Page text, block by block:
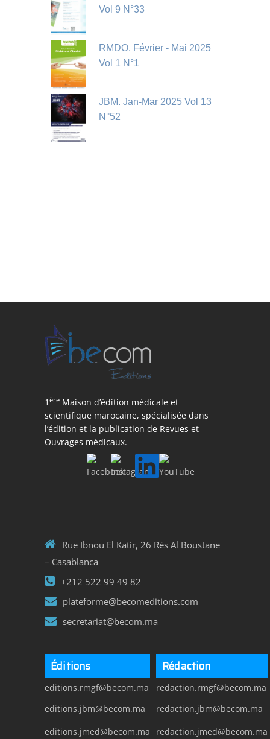
Vol 9 N°33
RMDO. Février - Mai 2025
Vol 1 N°1
JBM. Jan-Mar 2025 Vol 13
N°52
1 ère Maison d’édition médicale et
scientifique marocaine, spécialisée dans
l’édition et la publication de Revues et
Ouvrages médicaux.
Rue Ibnou El Katir, 26 Rés Al Boustane
– Casablanca
+212 522 99 49 82
plateforme@becomeditions.com
secretariat@becom.ma
Éditions
editions.rmgf@becom.ma
editions.jbm@becom.ma
editions.jmed@becom.ma
Rédaction
redaction.rmgf@becom.ma
redaction.jbm@becom.ma
redaction.jmed@becom.ma